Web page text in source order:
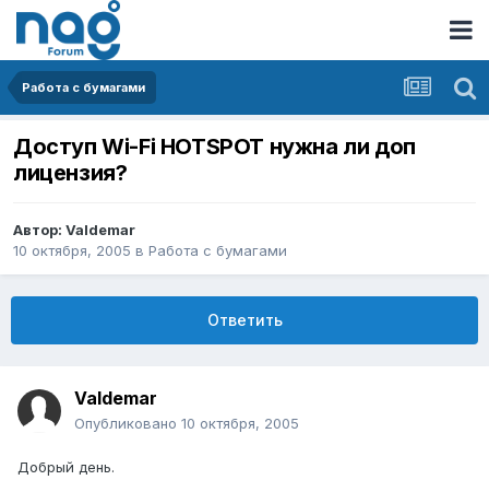
Работа с бумагами
Доступ Wi-Fi HOTSPOT нужна ли доп
лицензия?
Автор: Valdemar
10 октября, 2005 в Работа с бумагами
Ответить
Valdemar
Опубликовано 10 октября, 2005
Добрый день.